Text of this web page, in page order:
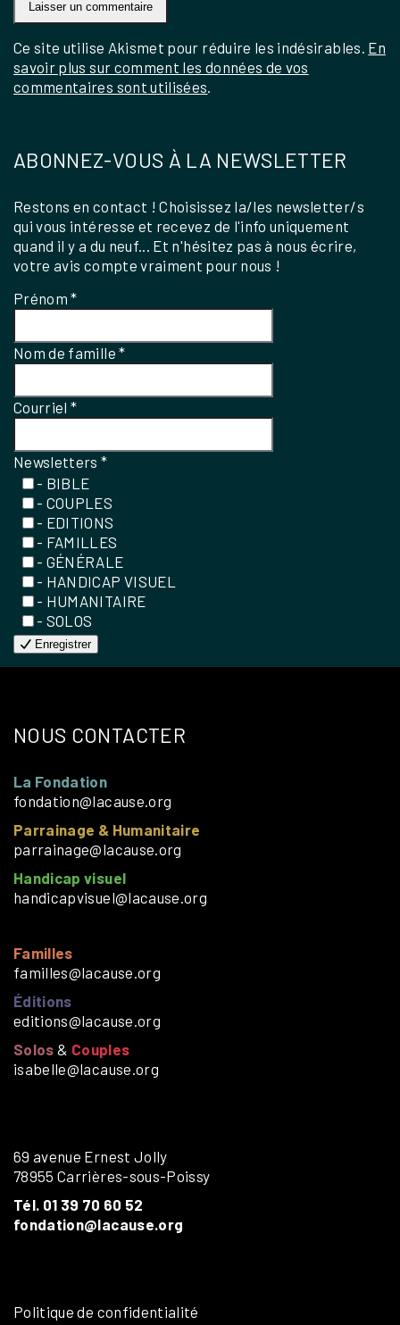
Ce site utilise Akismet pour réduire les indésirables. En
savoir plus sur comment les données de vos
commentaires sont utilisées
ABONNEZ-VOUS À LA NEWSLETTER
Restons en contact ! Choisissez la/les newsletter/s
qui vous intéresse et recevez de l'info uniquement
quand il y a du neuf... Et n'hésitez pas à nous écrire,
votre avis compte vraiment pour nous !
Prénom*
Nom de famille*
Courriel*
Newsletters*
- BIBLE
- COUPLES
- EDITIONS
- FAMILLES
- GÉNÉRALE
- HANDICAP VISUEL
- HUMANITAIRE
- SOLOS
Enregistrer
NOUS CONTACTER
La Fondation
fondation@lacause.org
Parrainage & Humanitaire
parrainage@lacause.org
Handicap visuel
handicapvisuel@lacause.org
Familles
familles@lacause.org
Éditions
editions@lacause.org
Solos & Couples
isabelle@lacause.org
69 avenue Ernest Jolly
78955 Carrières-sous-Poissy
Tél. 01 39 70 60 52
fondation@lacause.org
Politique de confidentialité